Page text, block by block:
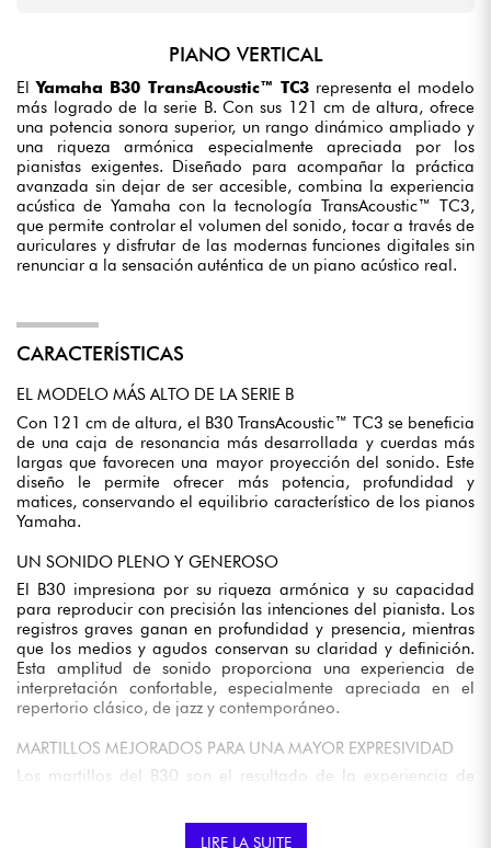
PIANO VERTICAL
ElYamaha B30 TransAcoustic™ TC3 representa el modelo
más logrado de la serie B. Con sus 121 cm de altura, ofrece
una potencia sonora superior, un rango dinámico ampliado y
una riqueza armónica especialmente apreciada por los
pianistas exigentes. Diseñado para acompañar la práctica
avanzada sin dejar de ser accesible, combina la experiencia
acústica de Yamaha con la tecnología TransAcoustic™ TC3,
que permite controlar el volumen del sonido, tocar a través de
auriculares y disfrutar de las modernas funciones digitales sin
renunciar a la sensación auténtica de un piano acústico real.
CARACTERÍSTICAS
EL MODELO MÁS ALTO DE LA SERIE B
Con 121 cm de altura, el B30 TransAcoustic™ TC3 se beneficia
de una caja de resonancia más desarrollada y cuerdas más
largas que favorecen una mayor proyección del sonido. Este
diseño le permite ofrecer más potencia, profundidad y
matices, conservando el equilibrio característico de los pianos
Yamaha.
UN SONIDO PLENO Y GENEROSO
El B30 impresiona por su riqueza armónica y su capacidad
para reproducir con precisión las intenciones del pianista. Los
registros graves ganan en profundidad y presencia, mientras
que los medios y agudos conservan su claridad y definición.
Esta amplitud de sonido proporciona una experiencia de
interpretación confortable, especialmente apreciada en el
repertorio clásico, de jazz y contemporáneo.
MARTILLOS MEJORADOS PARA UNA MAYOR EXPRESIVIDAD
Los martillos del B30 son el resultado de la experiencia de
teclado. Su diseño permite un control preciso de la
LIRE LA SUITE